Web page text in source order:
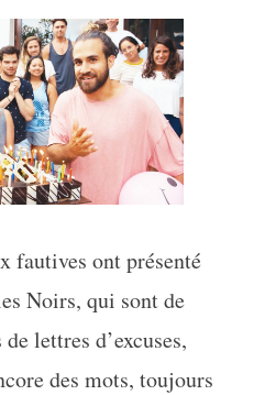
fautives ont présenté
Noirs, qui sont de
lettres d’excuses,
des mots, toujours